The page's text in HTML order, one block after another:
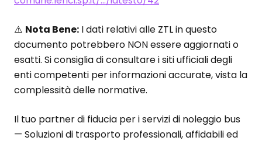
⚠️ Nota Bene: I dati relativi alle ZTL in questo
documento potrebbero NON essere aggiornati o
esatti. Si consiglia di consultare i siti ufficiali degli
enti competenti per informazioni accurate, vista la
complessità delle normative.
Il tuo partner di fiducia per i servizi di noleggio bus
— Soluzioni di trasporto professionali, affidabili ed